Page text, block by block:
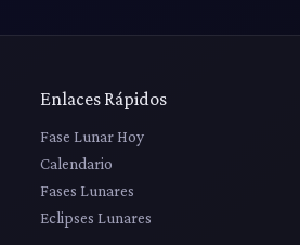
Enlaces Rápidos
Fase Lunar Hoy
Calendario
Fases Lunares
Eclipses Lunares